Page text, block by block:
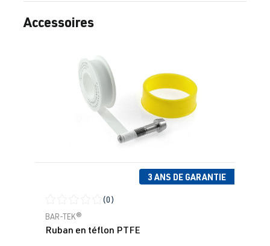
Ignorer la galerie de produits
Accessoires
3 ANS DE GARANTIE
Note moyenne de 0 sur 5 étoiles
(0)
BAR-TEK®
Ruban en téflon PTFE